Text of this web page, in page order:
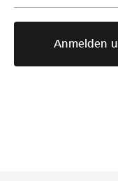
Anmelden